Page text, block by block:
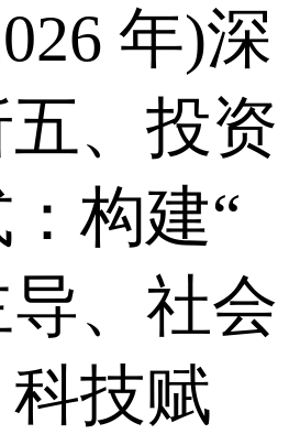
年)深
、投资
构建“
导、社会
技赋